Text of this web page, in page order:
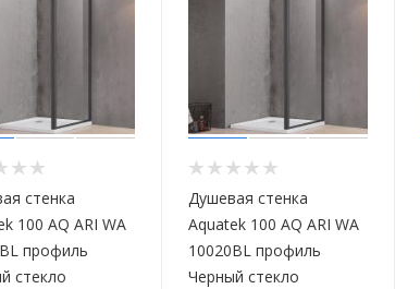
стенка
100 AQ ARI WA
профиль
стекло
Душевая стенка
Aquatek 100 AQ ARI WA
10020BL профиль
Черный стекло